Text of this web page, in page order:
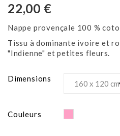
22,00 €
Nappe provençale 100 %
Tissu à dominante ivoire et
"Indienne" et petites fleurs.
Dimensions
Couleurs Rose